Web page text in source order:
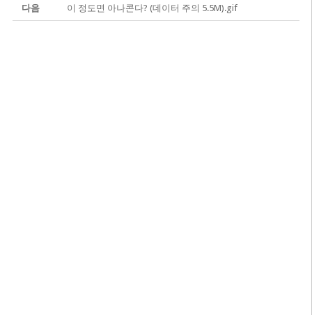
다음 이 정도면 아나콘다? (데이터 주의 5.5M).gif